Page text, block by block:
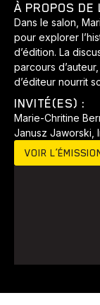
À PROPOS DE
Dans le salon,
pour explorer
d’édition. La
parcours
d’éditeur nourrit
INVITÉ(ES) :
Marie-Chritine
Janusz Jaworski,
VOIR